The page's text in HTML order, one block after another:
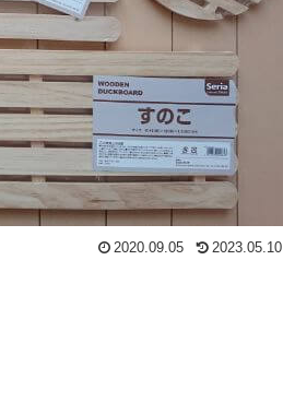
2020.09.05 2023.05.10